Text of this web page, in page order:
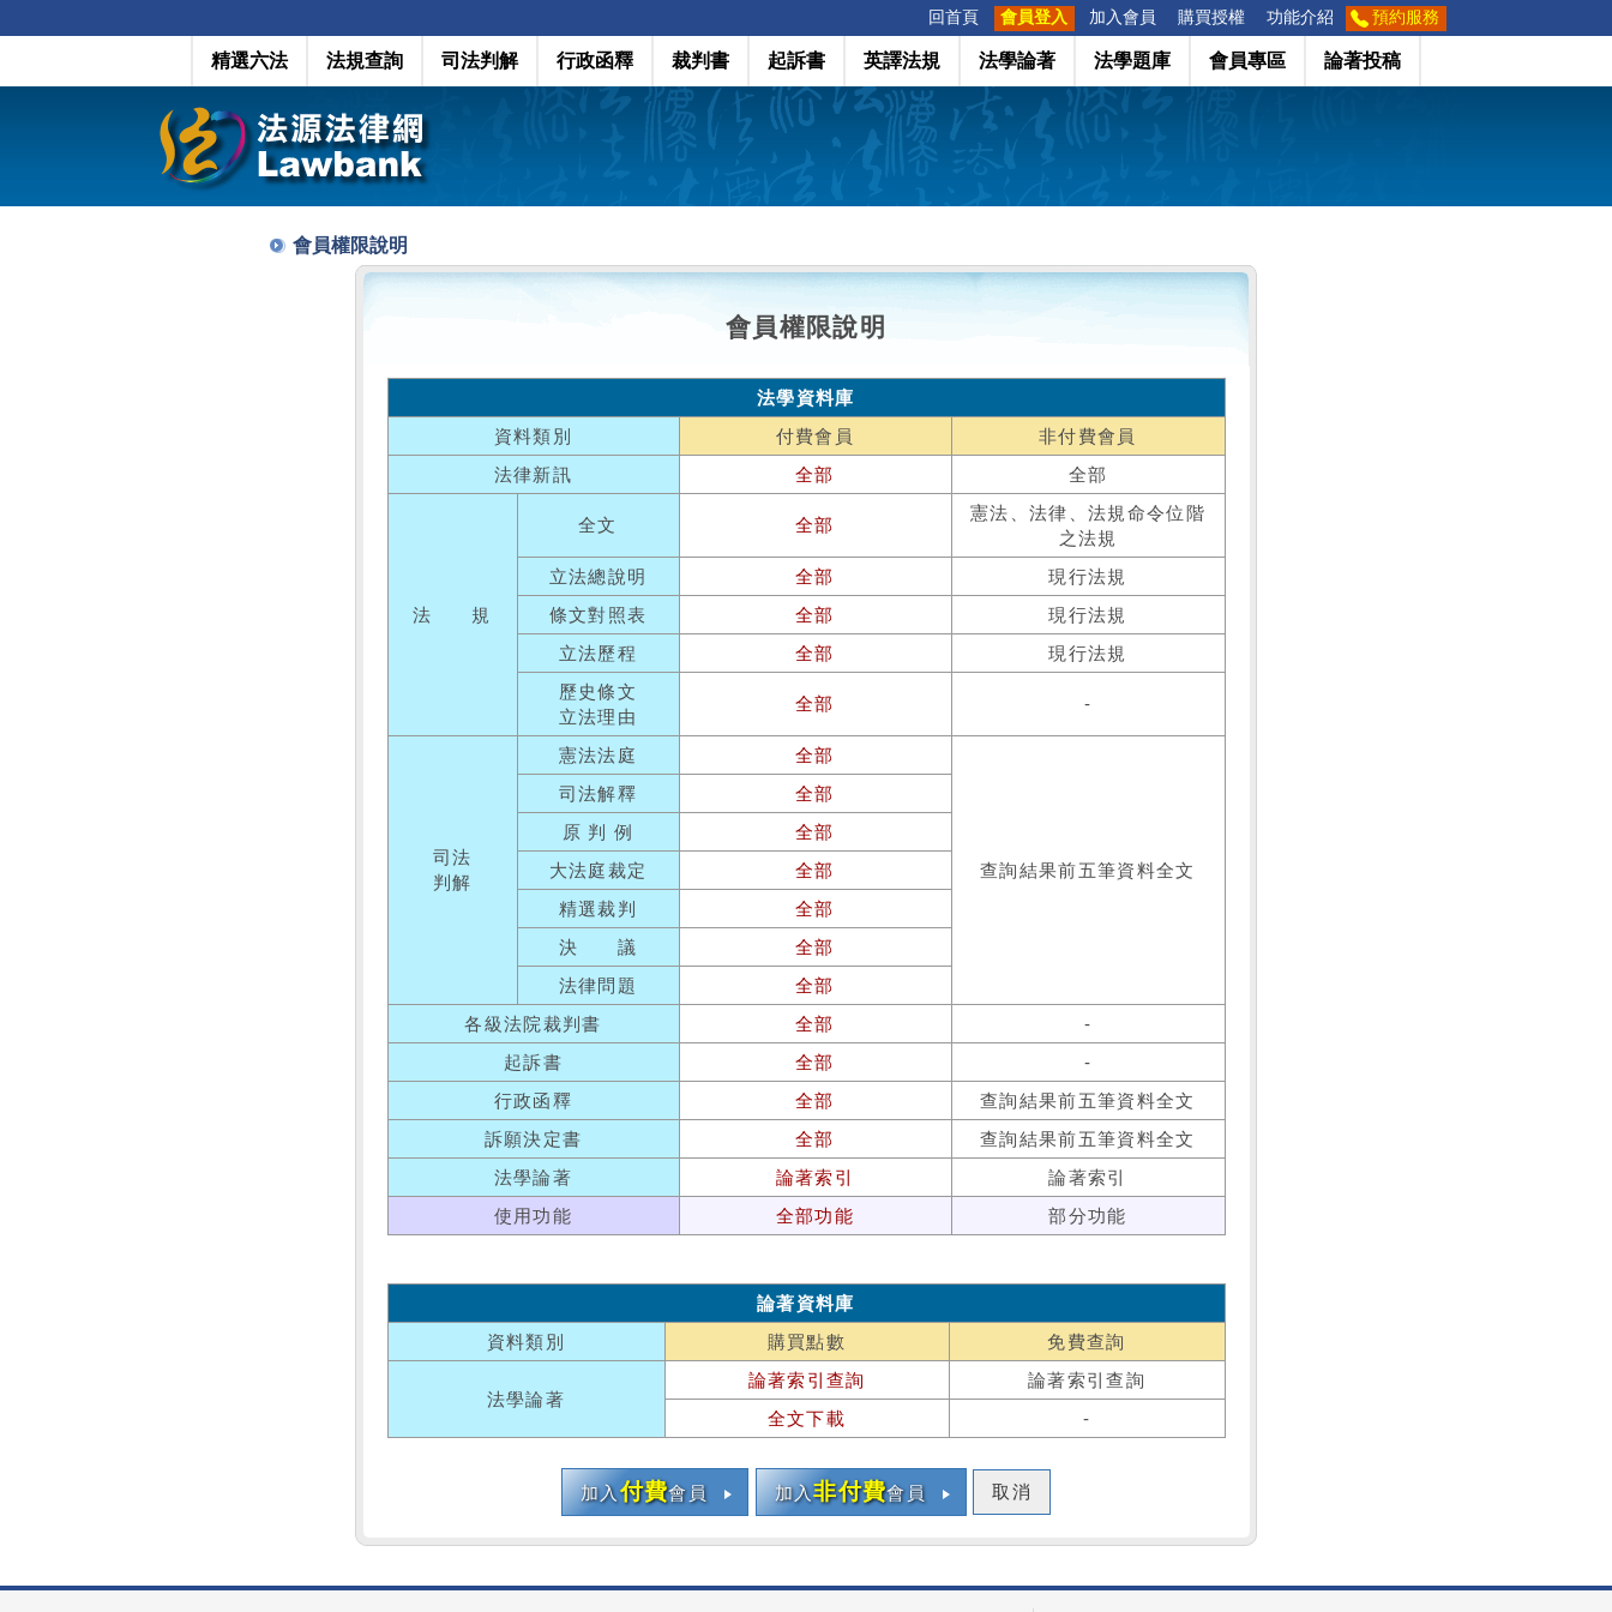
回首頁 會員登入 加入會員 購買授權 功能介紹 預約服務
精選六法 法規查詢 司法判解 行政函釋 裁判書 起訴書 英譯法規 法學論著 法學題庫 會員專區 論著投稿
會員權限說明
會員權限說明
法學資料庫
資料類別
付費會員
非付費會員
法律新訊
全部 全部
法 規
全文 全部
憲法、法律、法規命令位階
之法規
立法總說明
全部
現行法規
條文對照表
全部
現行法規
立法歷程
全部
現行法規
歷史條文
立法理由
全部 -
司法
判解
憲法法庭 全部
查詢結果前五筆資料全文
司法解釋
全部
原 判 例
全部
大法庭裁定
全部
精選裁判
全部
決 議
全部
法律問題
全部
各級法院裁判書
全部
-
起訴書
全部
-
行政函釋
全部
查詢結果前五筆資料全文
訴願決定書
全部
查詢結果前五筆資料全文
法學論著
論著索引
論著索引
使用功能
全部功能 部分功能
論著資料庫
資料類別
購買點數 免費查詢
法學論著
論著索引查詢
論著索引查詢
全文下載
-
加入付費會員 加入非付費會員 取消